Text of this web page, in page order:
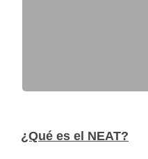
¿Qué es el NEAT?